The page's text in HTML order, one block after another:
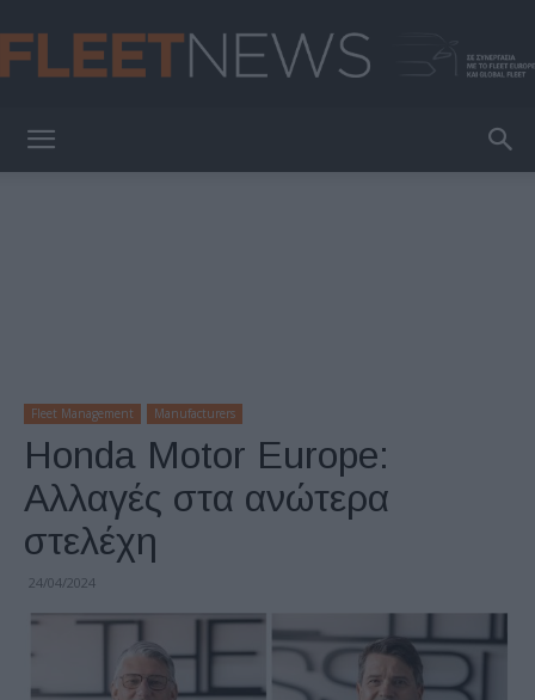
Fleet Management Manufacturers
Honda Motor Europe:
Αλλαγές στα ανώτερα
στελέχη
24/04/2024